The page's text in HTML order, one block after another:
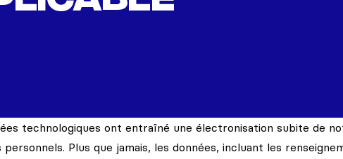
technologiques ont entraîné une électronisation subite de
Plus que jamais, les données, incluant les